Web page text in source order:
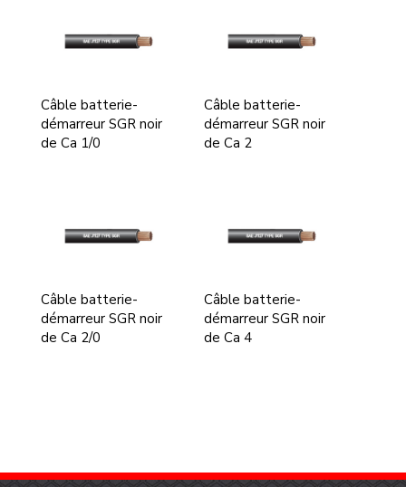
Câble batterie-
démarreur SGR noir
de Ca 1/0
Câble batterie-
démarreur SGR noir
de Ca 2
Câble batterie-
démarreur SGR noir
de Ca 2/0
Câble batterie-
démarreur SGR noir
de Ca 4